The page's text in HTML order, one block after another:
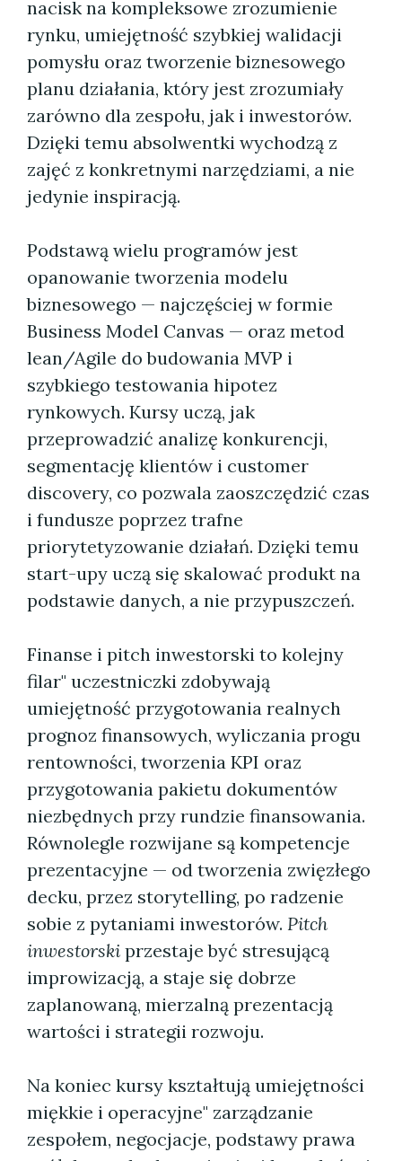
nacisk na kompleksowe zrozumienie
rynku, umiejętność szybkiej walidacji
pomysłu oraz tworzenie biznesowego
planu działania, który jest zrozumiały
zarówno dla zespołu, jak i inwestorów.
Dzięki temu absolwentki wychodzą z
zajęć z konkretnymi narzędziami, a nie
jedynie inspiracją.
Podstawą wielu programów jest
opanowanie tworzenia modelu
biznesowego — najczęściej w formie
Business Model Canvas — oraz metod
lean/Agile do budowania MVP i
szybkiego testowania hipotez
rynkowych. Kursy uczą, jak
przeprowadzić analizę konkurencji,
segmentację klientów i customer
discovery, co pozwala zaoszczędzić czas
i fundusze poprzez trafne
priorytetyzowanie działań. Dzięki temu
start-upy uczą się skalować produkt na
podstawie danych, a nie przypuszczeń.
Finanse i pitch inwestorski to kolejny
filar" uczestniczki zdobywają
umiejętność przygotowania realnych
prognoz finansowych, wyliczania progu
rentowności, tworzenia KPI oraz
przygotowania pakietu dokumentów
niezbędnych przy rundzie finansowania.
Równolegle rozwijane są kompetencje
prezentacyjne — od tworzenia zwięzłego
decku, przez storytelling, po radzenie
sobie z pytaniami inwestorów. Pitch
inwestorski przestaje być stresującą
improwizacją, a staje się dobrze
zaplanowaną, mierzalną prezentacją
wartości i strategii rozwoju.
Na koniec kursy kształtują umiejętności
miękkie i operacyjne" zarządzanie
zespołem, negocjacje, podstawy prawa